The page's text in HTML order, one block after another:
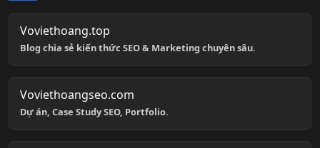
Voviethoang.top
Blog chia sẻ kiến thức SEO & Marketing chuyên sâu.
Voviethoangseo.com
Dự án, Case Study SEO, Portfolio.